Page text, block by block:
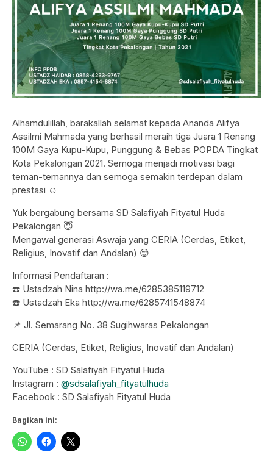
Alhamdulillah, barakallah selamat kepada Ananda Alifya
Assilmi Mahmada yang berhasil meraih tiga Juara 1 Renang
100M Gaya Kupu-Kupu, Punggung & Bebas POPDA Tingkat
Kota Pekalongan 2021. Semoga menjadi motivasi bagi
teman-temannya dan semoga semakin terdepan dalam
prestasi ☺️
Yuk bergabung bersama SD Salafiyah Fityatul Huda
Pekalongan 😇
Mengawal generasi Aswaja yang CERIA (Cerdas, Etiket,
Religius, Inovatif dan Andalan) 😊
Informasi Pendaftaran :
☎️ Ustadzah Nina http://wa.me/6285385119712
☎️ Ustadzah Eka http://wa.me/6285741548874
📌 Jl. Semarang No. 38 Sugihwaras Pekalongan
CERIA (Cerdas, Etiket, Religius, Inovatif dan Andalan)
YouTube : SD Salafiyah Fityatul Huda
Instagram : @sdsalafiyah_fityatulhuda
Facebook : SD Salafiyah Fityatul Huda
Bagikan ini: